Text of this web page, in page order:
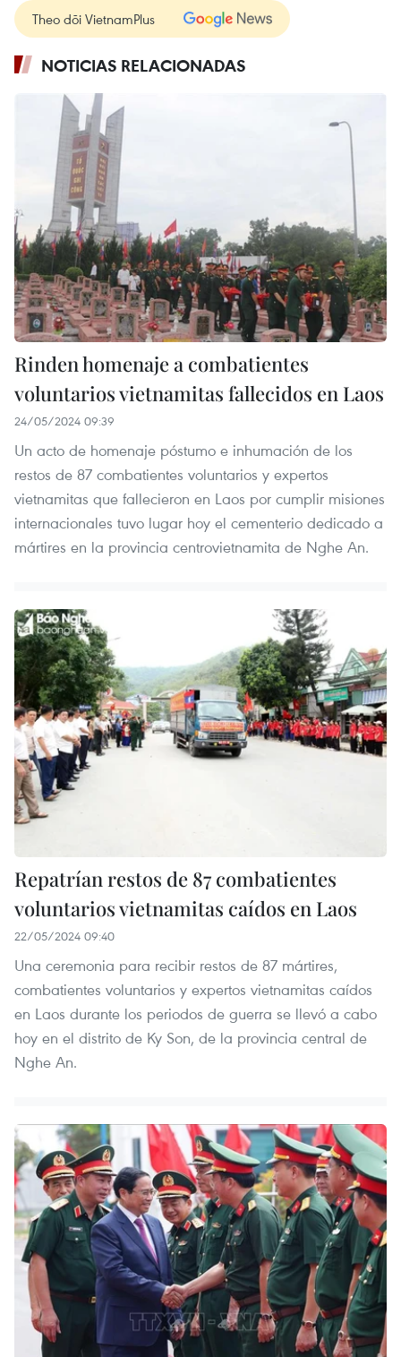
Theo dõi VietnamPlus
NOTICIAS RELACIONADAS
Rinden homenaje a combatientes
voluntarios vietnamitas fallecidos en Laos
24/05/2024 09:39
Un acto de homenaje póstumo e inhumación de los
restos de 87 combatientes voluntarios y expertos
vietnamitas que fallecieron en Laos por cumplir misiones
internacionales tuvo lugar hoy el cementerio dedicado a
mártires en la provincia centrovietnamita de Nghe An.
Repatrían restos de 87 combatientes
voluntarios vietnamitas caídos en Laos
22/05/2024 09:40
Una ceremonia para recibir restos de 87 mártires,
combatientes voluntarios y expertos vietnamitas caídos
en Laos durante los periodos de guerra se llevó a cabo
hoy en el distrito de Ky Son, de la provincia central de
Nghe An.